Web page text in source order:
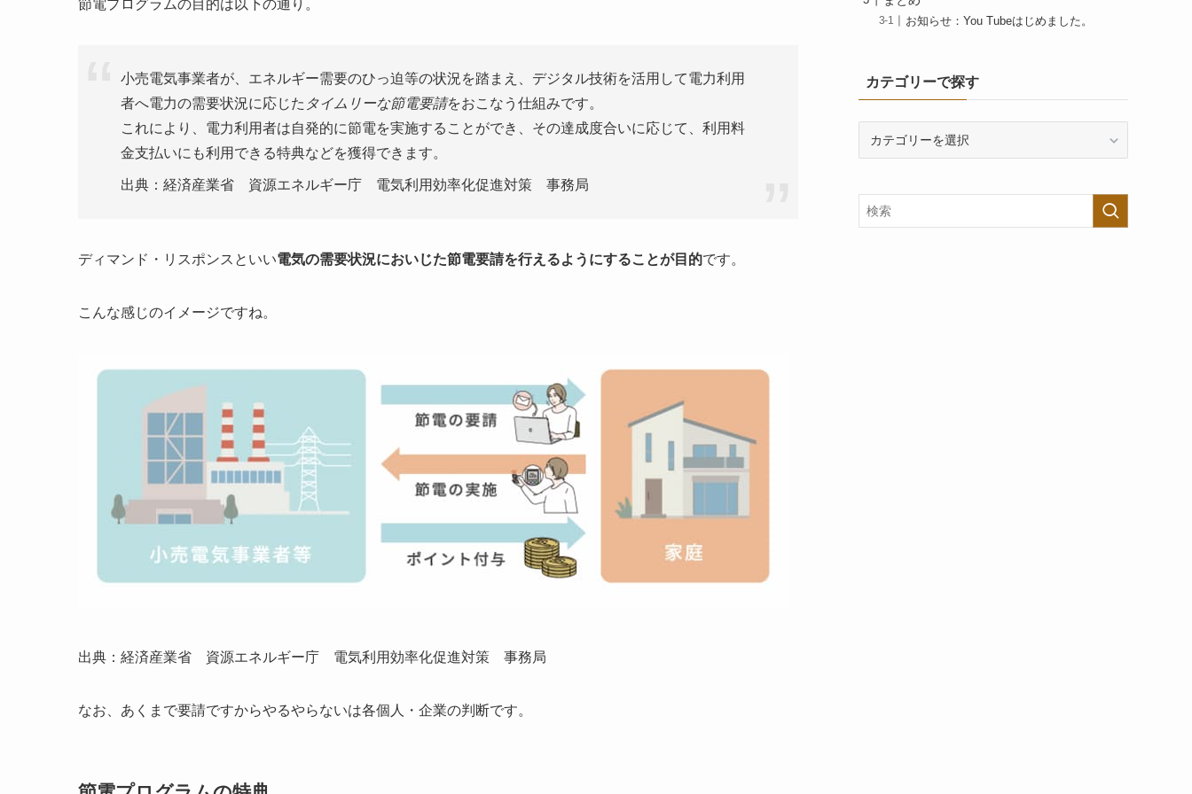
節電プログラムの目的は以下の通り。
小売電気事業者が、エネルギー需要のひっ迫等の状況を踏まえ、デジタル技術を活用して電力利用
者へ電力の需要状況に応じた タイムリーな節電要請をおこなう仕組みです。
これにより、電力利用者は自発的に節電を実施することができ、その達成度合いに応じて、利用料
金支払いにも利用できる特典などを獲得できます。
出典：経済産業省 資源エネルギー庁 電気利用効率化促進対策 事務局
ディマンド・リスポンスといい電気の需要状況においじた節電要請を行えるようにすることが目的です。
こんな感じのイメージですね。
出典：経済産業省 資源エネルギー庁 電気利用効率化促進対策 事務局
なお、あくまで要請ですからやるやらないは各個人・企業の判断です。
お知らせ：You Tubeはじめました。
カテゴリーで探す
ー
で